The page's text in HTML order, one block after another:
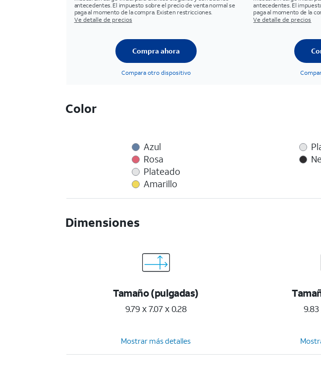
antecedentes. El impuesto sobre el precio de venta normal se
paga al momento de la compra. Existen restricciones.
Ve detalle de precios
antecedentes. El
paga al momento de la
Ve detalle de precios
Compra ahora
Compara otro dispositivo
Color
Azul
Rosa
Plateado
Amarillo
Dimensiones
Tamaño (pulgadas)
9.79 x 7.07 x 0.28
Mostrar más detalles